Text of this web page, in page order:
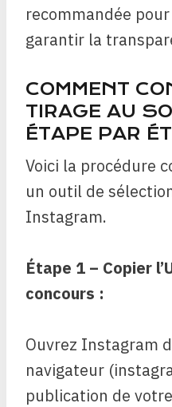
recommandée
garantir la
COMMENT
TIRAGE AU
ÉTAPE PAR
Voici la procédure
un outil de
Instagram.
Étape 1 – Copier
concours :
Ouvrez Instagram
navigateur
publication de